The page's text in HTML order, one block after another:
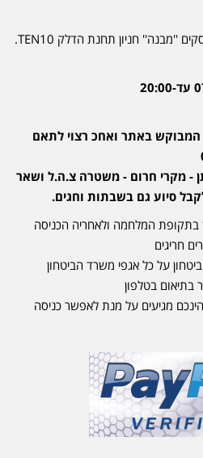
האילן 4 אור עקיבא - מתחם העסקים ''מבנה'' חניון תחנת הדלק TEN10.
באתר ואחכ רצוי לתאם
- מקרי חרום - משטרה צ.ה.ל ושאר
סיוע גם בשבתות וחגים.
בתקופת המלחמה ולאחריה הכניסה
חריגים
על כל אגפי משרד הביטחון
בתיאום בטלפון
מגיעים על מנת לאפשר כניסה